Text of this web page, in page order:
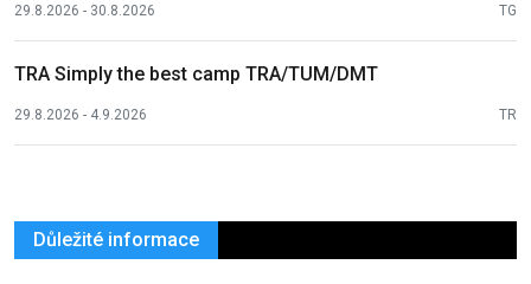
29.8.2026 - 30.8.2026 TG
TRA Simply the best camp TRA/TUM/DMT
29.8.2026 - 4.9.2026 TR
Důležité informace